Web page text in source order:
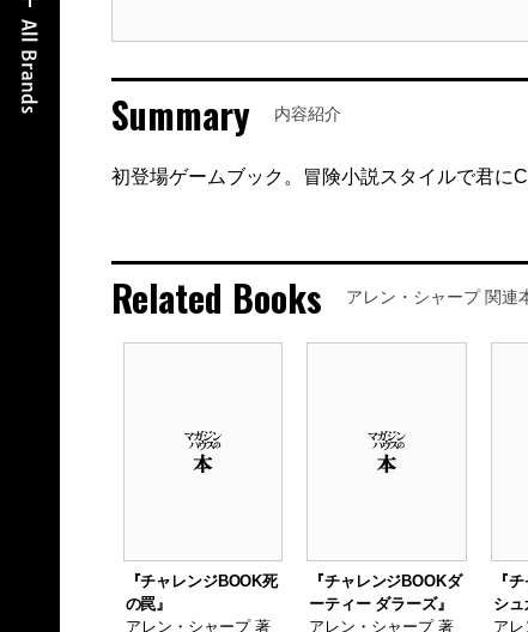
Summary 内容紹介
初登場ゲームブック。冒険小説スタイルで君に
Related Books アレン・シャープ 関連
『チャレンジBOOK死
の罠』
アレン・シャープ 著
『チャレンジBOOKダ
ーティー ダラーズ』
アレン・シャープ 著
『
シュ
ア